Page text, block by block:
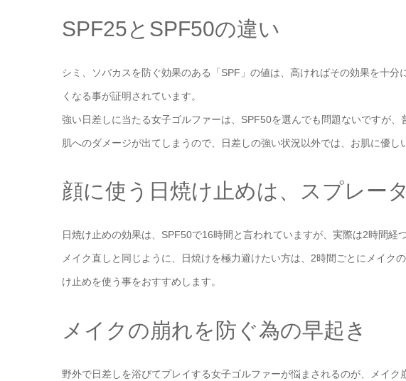
SPF25とSPF50の違い
シミ、ソバカスを防ぐ効果のある「SPF」の値は、高ければその効果を十
くなる事が証明されています。
強い日差しに当たる女子ゴルファーは、SPF50を選んでも問題ないですが
肌へのダメージが出てしまうので、日差しの強い状況以外では、お肌に優し
顔に使う日焼け止めは、スプレー
日焼け止めの効果は、SPF50で16時間と言われていますが、実際は2時間経
メイク直しと同じように、日焼けを極力避けたい方は、2時間ごとにメイク
け止めを使う事をおすすめします。
メイクの崩れを防ぐ為の早起き
野外で日差しを浴びてプレイする女子ゴルファーが悩まされるのが、メイク